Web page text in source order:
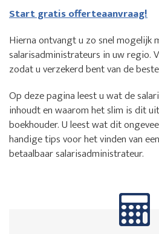
Start gratis offerteaanvraag!
Hierna ontvangt u zo snel mogelijk
salarisadministrateurs in uw regio.
zodat u verzekerd bent van de
Op deze pagina leest u wat de
inhoudt en waarom het slim is dit
boekhouder. U leest wat dit
handige tips voor het vinden van
betaalbaar salarisadministrateur.